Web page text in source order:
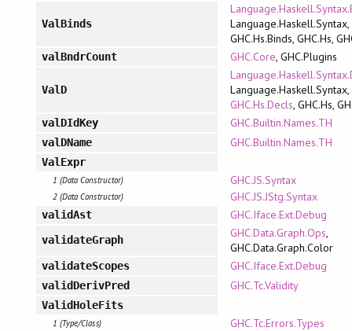
ValBinds
Language.Haskell.Syntax,
GHC.Hs.Binds, GHC.Hs,
valBndrCount GHC.Core, GHC.Plugins
ValD
Language.Haskell.Syntax,
GHC.Hs.Decls, GHC.Hs,
valDIdKey GHC.Builtin.Names.TH
valDName GHC.Builtin.Names.TH
ValExpr
1 (Data Constructor) GHC.JS.Syntax
2 (Data Constructor) GHC.JS.JStg.Syntax
validAst GHC.Iface.Ext.Debug
validateGraph GHC.Data.Graph.Ops,
GHC.Data.Graph.Color
validateScopes GHC.Iface.Ext.Debug
validDerivPred GHC.Tc.Validity
ValidHoleFits
1 (Type/Class) GHC.Tc.Errors.Types